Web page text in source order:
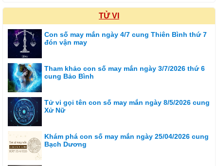
TỬ VI
Con số may mắn ngày 4/7 cung Thiên Bình thứ 7
đón vận may
Tham khảo con số may mắn ngày 3/7/2026 thứ 6
cung Bảo Bình
Tử vi gọi tên con số may mắn ngày 8/5/2026 cung
Xử Nữ
Khám phá con số may mắn ngày 25/04/2026 cung
Bạch Dương